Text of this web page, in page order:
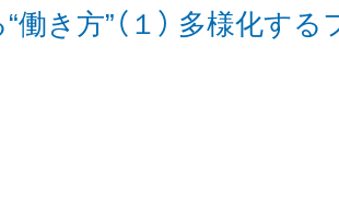
合わせ
働き方”（１） 多様化す